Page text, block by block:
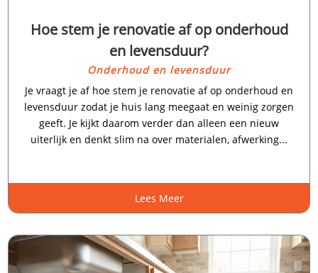
Hoe stem je renovatie af op onderhoud
en levensduur?
Onderhoud en levensduur
Je vraagt je af hoe stem je renovatie af op onderhoud en
levensduur zodat je huis lang meegaat en weinig zorgen
geeft.​ Je kijkt daarom verder dan alleen een nieuw
uiterlijk en denkt slim na over materialen, afwerking...
Lees Meer